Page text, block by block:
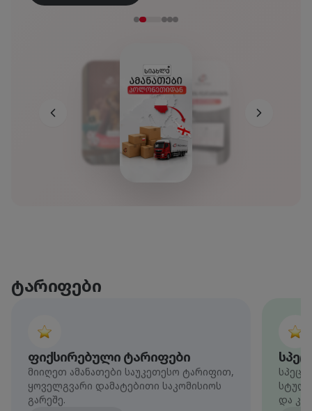
პირობებით და ხე...
ტარიფები
ფიქსირებული ტარიფები
მიიღეთ ამანათები საუკეთესო ტარიფით,
ყოველგვარი დამატებითი საკომისიოს
გარეშე.
და